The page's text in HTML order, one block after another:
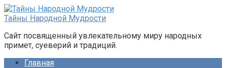
Перейти
к
Тайны Народной Мудрости
Сайт посвященный увлекательному миру народных
примет, суеверий и традиций.
Главная